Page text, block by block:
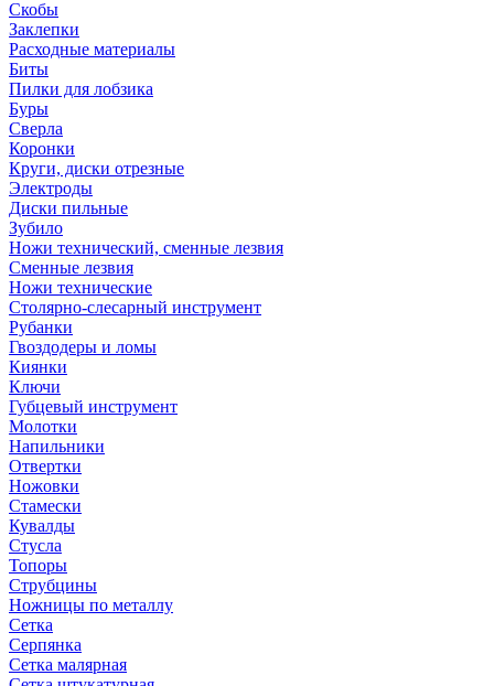
Скобы
Заклепки
Расходные материалы
Биты
Пилки для лобзика
Буры
Сверла
Коронки
Круги, диски отрезные
Электроды
Диски пильные
Зубило
Ножи технический, сменные лезвия
Сменные лезвия
Ножи технические
Столярно-слесарный инструмент
Рубанки
Гвоздодеры и ломы
Киянки
Ключи
Губцевый инструмент
Молотки
Напильники
Отвертки
Ножовки
Стамески
Кувалды
Стусла
Топоры
Струбцины
Ножницы по металлу
Сетка
Серпянка
Сетка малярная